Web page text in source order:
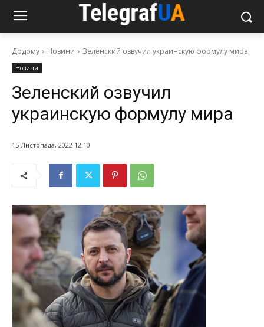
Додому Новини Зеленский озвучил украинскую формулу мира
Новини
Зеленский озвучил
украинскую формулу мира
15 Листопада, 2022 12:10